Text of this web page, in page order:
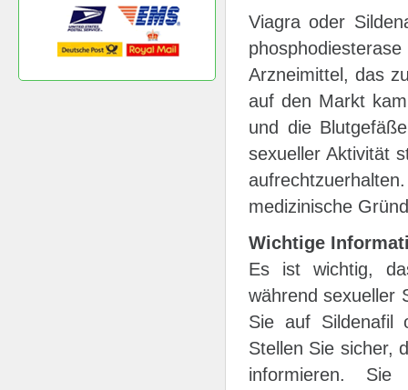
Viagra oder
Arzneimittel, das
auf den Markt
und die
sexueller Aktivität
medizinische
Wichtige
Es ist wichtig,
während sexueller
Sie auf Sildenafil
Stellen Sie sicher,
informieren.